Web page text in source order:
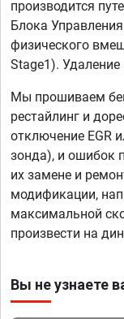
производится
Блока
физического
Stage1). Удаление
Мы прошиваем
рестайлинг и
отключение EGR
зонда), и ошибок
их замене и
модификации,
максимальной
произвести на
Вы не узнаете